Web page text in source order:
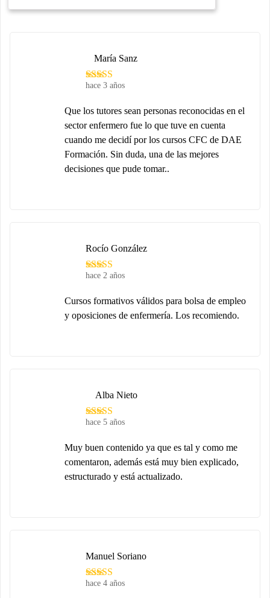
hace 3 años
María Sanz
Que los tutores sean personas reconocidas en el
sector enfermero fue lo que tuve en cuenta
cuando me decidí por los cursos CFC de DAE
Formación. Sin duda, una de las mejores
decisiones que pude tomar..
hace 2 años
Rocío González
Cursos formativos válidos para bolsa de empleo
y oposiciones de enfermería. Los recomiendo.
hace 5 años
Alba Nieto
Muy buen contenido ya que es tal y como me
comentaron, además está muy bien explicado,
estructurado y está actualizado.
hace 4 años
Manuel Soriano